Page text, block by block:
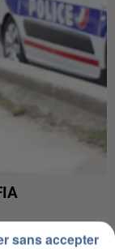
sans accepter